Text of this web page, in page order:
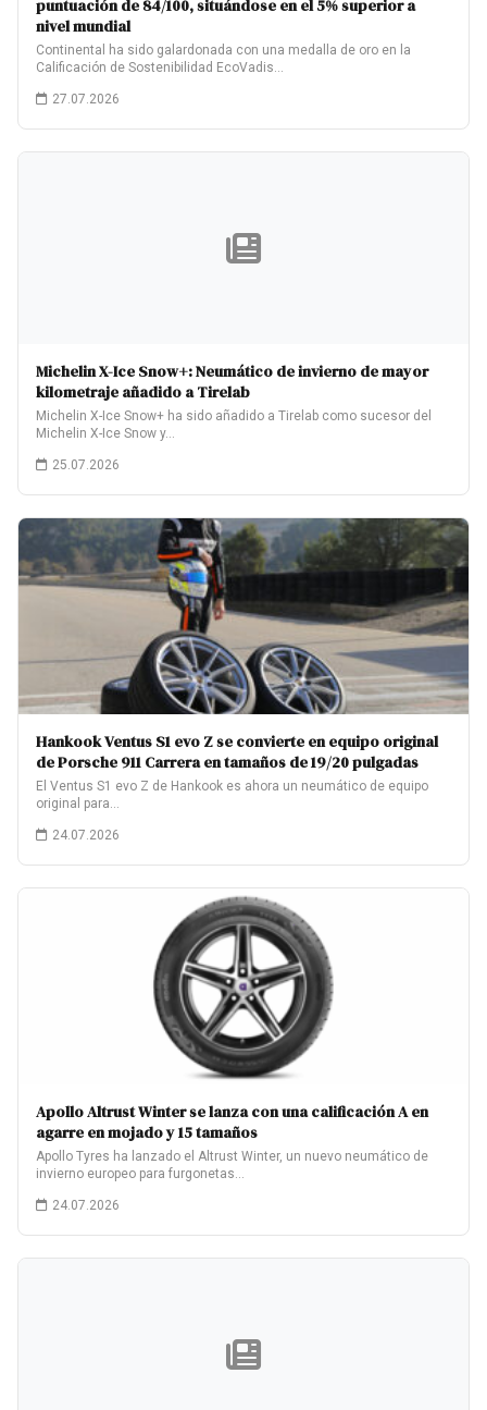
puntuación de 84/100, situándose en el 5% superior a
nivel mundial
Continental ha sido galardonada con una medalla de oro en la
Calificación de Sostenibilidad EcoVadis…
27.07.2026
Michelin X-Ice Snow+: Neumático de invierno de mayor
kilometraje añadido a Tirelab
Michelin X-Ice Snow+ ha sido añadido a Tirelab como sucesor del
Michelin X-Ice Snow y…
25.07.2026
Hankook Ventus S1 evo Z se convierte en equipo original
de Porsche 911 Carrera en tamaños de 19/20 pulgadas
El Ventus S1 evo Z de Hankook es ahora un neumático de equipo
original para…
24.07.2026
Apollo Altrust Winter se lanza con una calificación A en
agarre en mojado y 15 tamaños
Apollo Tyres ha lanzado el Altrust Winter, un nuevo neumático de
invierno europeo para furgonetas…
24.07.2026